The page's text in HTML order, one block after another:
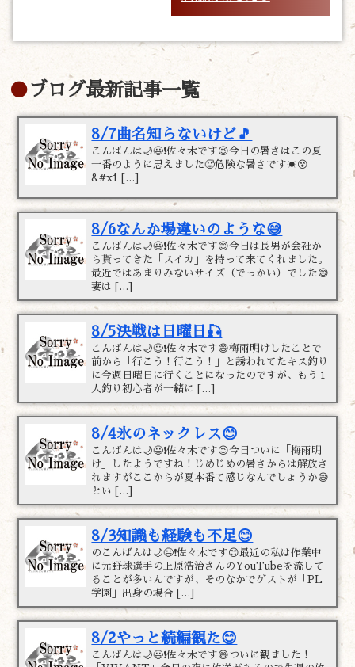
ブログ最新記事一覧
8/7曲名知らないけど🎵
こんばんは🌙😃❗佐々木です😉今日の暑さはこの夏
一番のように思えました🥵危険な暑さです☀️😵
&#x1 […]
8/6なんか場違いのような😅
こんばんは🌙😃❗佐々木です😊今日は長男が会社か
ら貰ってきた「スイカ」を持って来てくれました。
最近ではあまりみないサイズ（でっかい）でした😅
妻は […]
8/5決戦は日曜日🎣
こんばんは🌙😃❗佐々木です😄梅雨明けしたことで
前から「行こう！行こう！」と誘われてたキス釣り
に今週日曜日に行くことになったのですが、もう１
人釣り初心者が一緒に […]
8/4氷のネックレス😊
こんばんは🌙😃❗佐々木です😉今日ついに「梅雨明
け」したようですね！じめじめの暑さからは解放さ
れますがここからが夏本番て感じなんでしょうか😅
とい […]
8/3知識も経験も不足😊
のこんばんは🌙😃❗佐々木です😊最近の私は作業中
に元野球選手の上原浩治さんのYouTubeを流して
ることが多いんですが、そのなかでゲストが「PL
学園」出身の場合 […]
8/2やっと続編観た😊
こんばんは🌙😃❗佐々木です😄ついに観ました！